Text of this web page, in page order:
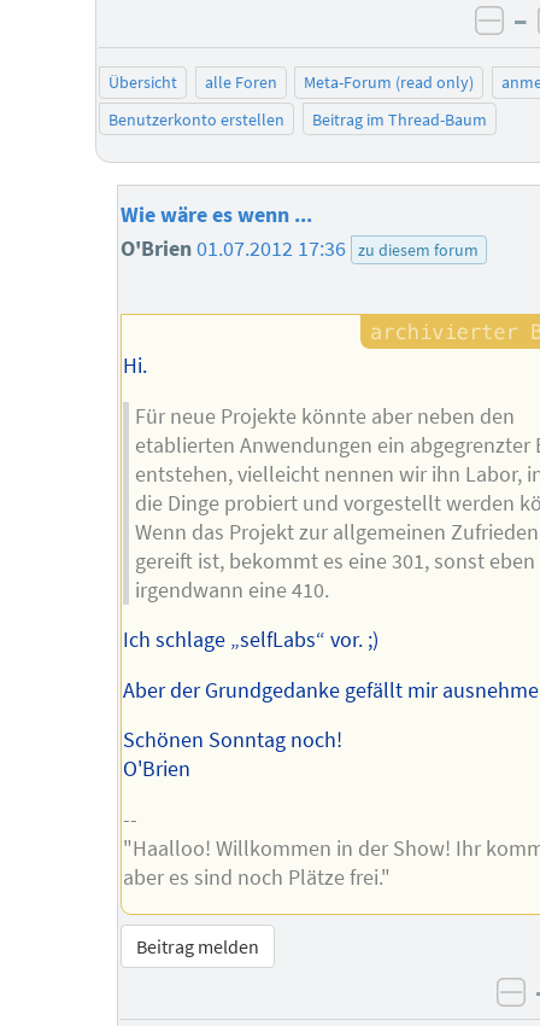
–
Übersicht alle Foren Meta-Forum (read only)
Benutzerkonto erstellen
Beitrag im Thread-Baum
Wie wäre es wenn ...
O'Brien01.07.2012 17:36 zu diesem forum
Hi.
Für neue Projekte könnte aber neben den
etablierten Anwendungen ein abgegrenzter
entstehen, vielleicht nennen wir ihn Labor,
die Dinge probiert und vorgestellt werden
Wenn das Projekt zur allgemeinen
gereift ist, bekommt es eine 301, sonst eben
irgendwann eine 410.
Ich schlage „selfLabs“ vor. ;)
Aber der Grundgedanke gefällt mir
Schönen Sonntag noch!
O'Brien
--
"Haalloo! Willkommen in der Show! Ihr
aber es sind noch Plätze frei."
Beitrag melden